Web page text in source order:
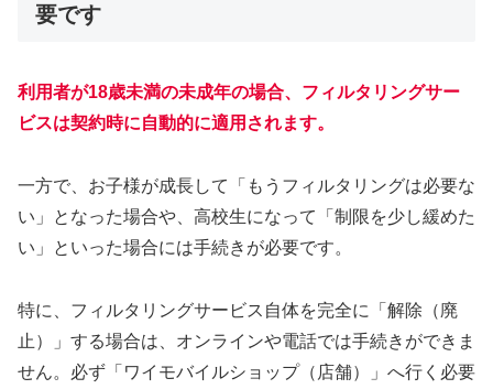
要です
利用者が18歳未満の未成年の場合、フィルタリングサー
ビスは契約時に自動的に適用されます。
一方で、お子様が成長して「もうフィルタリングは必要な
い」となった場合や、高校生になって「制限を少し緩めた
い」といった場合には手続きが必要です。
特に、フィルタリングサービス自体を完全に「解除（廃
止）」する場合は、オンラインや電話では手続きができま
せん。必ず「ワイモバイルショップ（店舗）」へ行く必要